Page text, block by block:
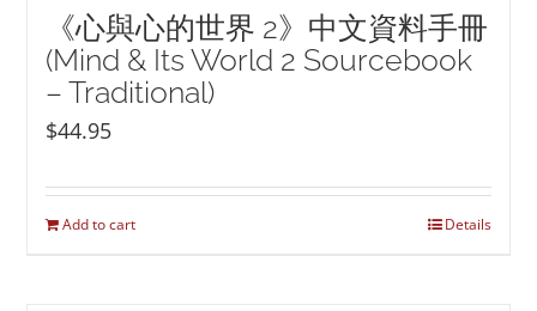
《心與心的世界 2》中文資料手冊
(Mind & Its World 2 Sourcebook
– Traditional)
$44.95
Add to cart Details